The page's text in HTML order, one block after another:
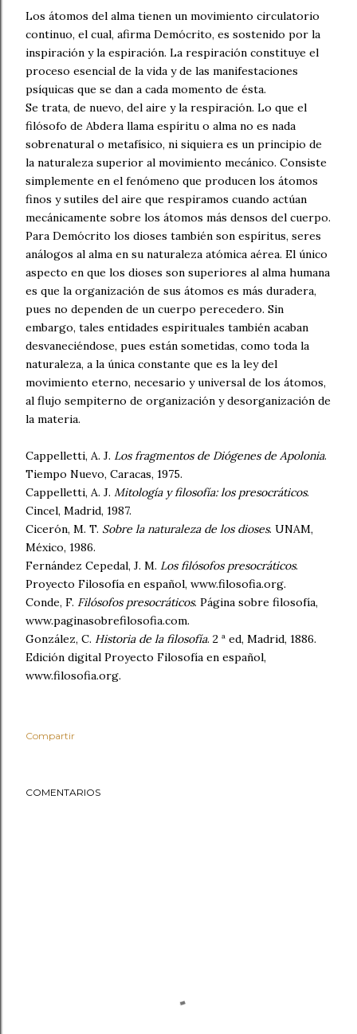
Los átomos del alma tienen un movimiento circulatorio
continuo, el cual, afirma Demócrito, es sostenido por la
inspiración y la espiración. La respiración constituye el
proceso esencial de la vida y de las manifestaciones
psíquicas que se dan a cada momento de ésta.
Se trata, de nuevo, del aire y la respiración. Lo que el
filósofo de Abdera llama espíritu o alma no es nada
sobrenatural o metafísico, ni siquiera es un principio de
la naturaleza superior al movimiento mecánico. Consiste
simplemente en el fenómeno que producen los átomos
finos y sutiles del aire que respiramos cuando actúan
mecánicamente sobre los átomos más densos del cuerpo.
Para Demócrito los dioses también son espíritus, seres
análogos al alma en su naturaleza atómica aérea. El único
aspecto en que los dioses son superiores al alma humana
es que la organización de sus átomos es más duradera,
pues no dependen de un cuerpo perecedero. Sin
embargo, tales entidades espirituales también acaban
desvaneciéndose, pues están sometidas, como toda la
naturaleza, a la única constante que es la ley del
movimiento eterno, necesario y universal de los átomos,
al flujo sempiterno de organización y desorganización de
la materia.
Cappelletti, A. J. Los fragmentos de Diógenes de Apolonia.
Tiempo Nuevo, Caracas, 1975.
Cappelletti, A. J. Mitología y filosofía: los presocráticos.
Cincel, Madrid, 1987.
Cicerón, M. T. Sobre la naturaleza de los dioses. UNAM,
México, 1986.
Fernández Cepedal, J. M. Los filósofos presocráticos.
Proyecto Filosofía en español, www.filosofia.org.
Conde, F. Filósofos presocráticos. Página sobre filosofía,
www.paginasobrefilosofia.com.
González, C. Historia de la filosofía. 2 ª ed, Madrid, 1886.
Edición digital Proyecto Filosofía en español,
www.filosofia.org.
Compartir
COMENTARIOS